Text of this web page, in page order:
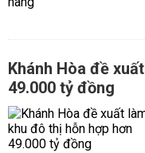
Khánh Hòa đề
49.000 tỷ đồng